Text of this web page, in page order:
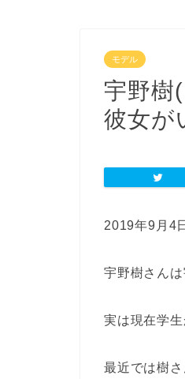
モデル
宇野樹
彼女が
2019年9月4
宇野樹さん
実は現在学
最近では樹